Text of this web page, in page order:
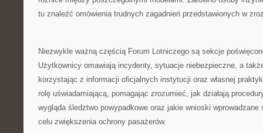
tu znaleźć omówienia trudnych zagadnień przedstawionych w
Niezwykle ważną częścią Forum Lotniczego są sekcje
Użytkownicy omawiają incydenty, sytuacje niebezpieczne, a
korzystając z informacji oficjalnych instytucji oraz własnej
rolę uświadamiającą, pomagając zrozumieć, jak działają
wygląda śledztwo powypadkowe oraz jakie wnioski
celu zwiększenia ochrony pasażerów.